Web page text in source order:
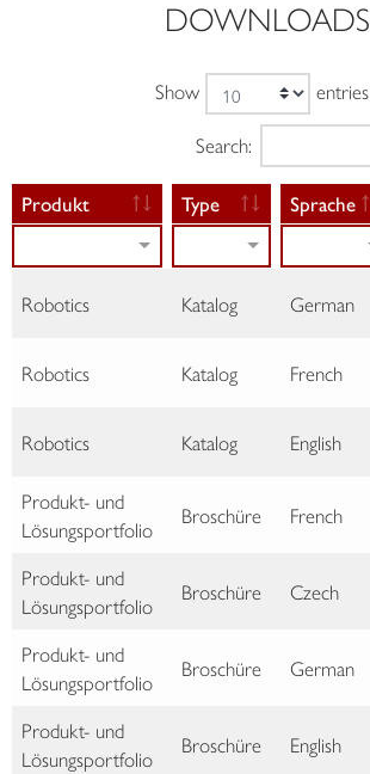
DOWNLOADS
Show
entries
Search:
Produkt Type Sprache
Robotics Katalog German
Robotics Katalog French
Robotics Katalog English
Produkt- und
Lösungsportfolio
Broschüre French
Produkt- und
Lösungsportfolio
Broschüre Czech
Produkt- und
Lösungsportfolio
Broschüre German
Produkt- und
Lösungsportfolio
Broschüre English